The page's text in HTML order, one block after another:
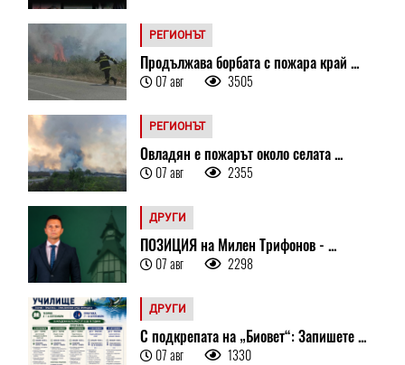
РЕГИОНЪТ
Продължава борбата с пожара край ...
07 авг 3505
РЕГИОНЪТ
Овладян е пожарът около селата ...
07 авг 2355
ДРУГИ
ПОЗИЦИЯ на Милен Трифонов - ...
07 авг 2298
ДРУГИ
С подкрепата на „Биовет“: Запишете ...
07 авг 1330